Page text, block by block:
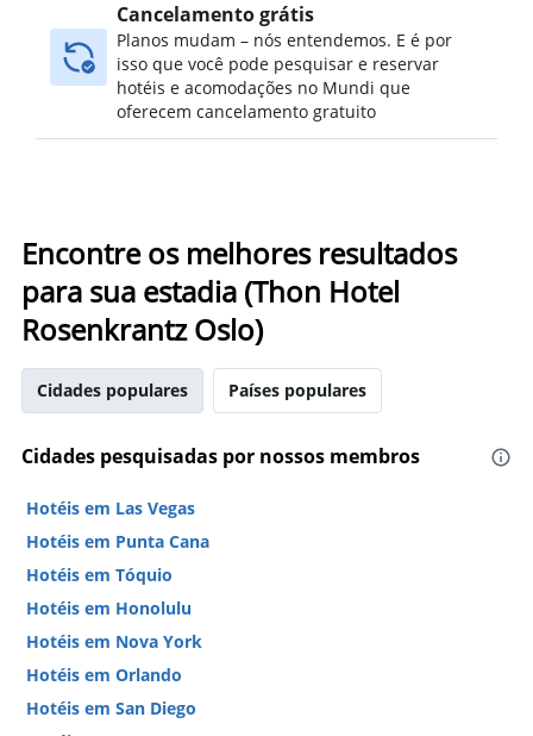
Cancelamento grátis
Planos mudam – nós entendemos. E é por
isso que você pode pesquisar e reservar
hotéis e acomodações no Mundi que
oferecem cancelamento gratuito
Encontre os melhores resultados
para sua estadia (Thon Hotel
Rosenkrantz Oslo)
Cidades populares Países populares
Cidades pesquisadas por nossos membros
Hotéis em Las Vegas
Hotéis em Punta Cana
Hotéis em Tóquio
Hotéis em Honolulu
Hotéis em Nova York
Hotéis em Orlando
Hotéis em San Diego